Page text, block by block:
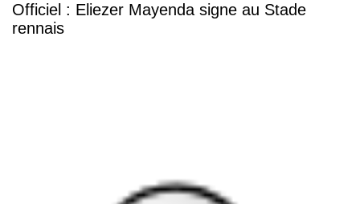
Officiel : Eliezer Mayenda signe au Stade
rennais